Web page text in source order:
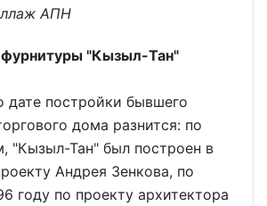
АПН
"Кызыл-Тан"
постройки бывшего
дома разнится: по
"Кызыл-Тан" был построен в
Андрея Зенкова, по
году по проекту архитектора